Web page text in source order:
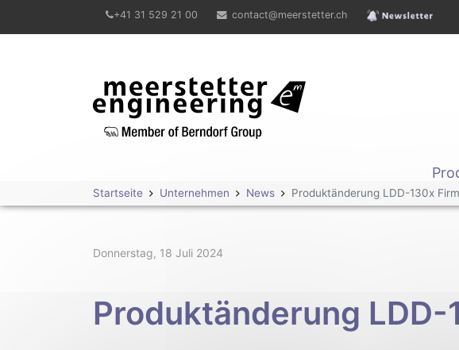
+41 31 529 21 00 contact@meerstetter.ch
Meerstetter Engineering GmbH
Startseite Unternehmen News Produktänderung LDD-130x
Donnerstag, 18 Juli 2024
Produktänderung